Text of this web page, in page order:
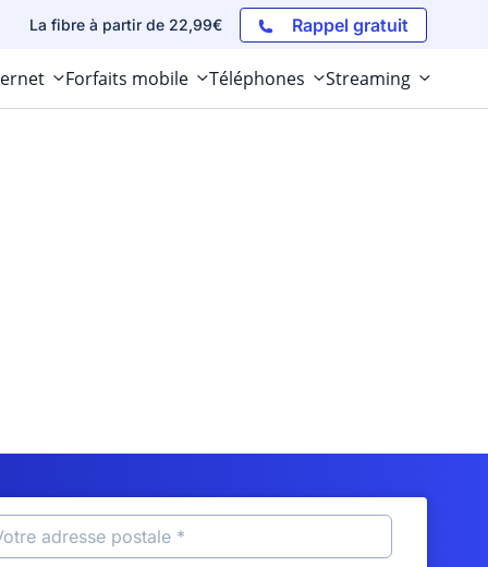
La fibre à partir de 22,99€ Rappel gratuit
Forfaits mobile Téléphones Streaming